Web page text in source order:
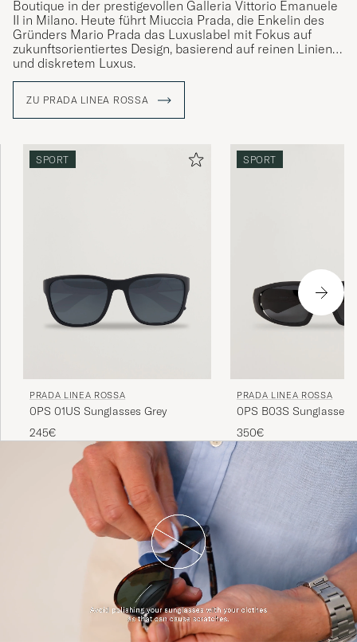
Boutique in der prestigevollen Galleria Vittorio Emanuele
II in Milano. Heute führt Miuccia Prada, die Enkelin des
Gründers Mario Prada das Luxuslabel mit Fokus auf
zukunftsorientiertes Design, basierend auf reinen Linien
und diskretem Luxus.
italienischen Hofes ernannt. Durch diesen ehrenvollen
Auftrag, konnte Prada Wappenelemente des „House of
integrieren, wodurch das Modehaus weitgehend die
Richtlinie für italienischen Luxus vorgeben konnte.
ZU PRADA LINEA ROSSA
SPORT
PRADA LINEA ROSSA
0PS 01US Sunglasses Grey
245€
SPORT
PRADA LINEA ROSSA
0PS B03S Sunglasses
Black
350€